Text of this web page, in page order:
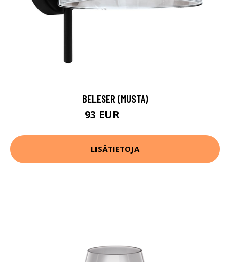
BELESER (MUSTA)
93 EUR
LISÄTIETOJA